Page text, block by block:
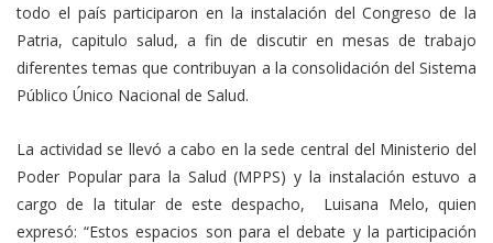
todo el país participaron en la instalación del Congreso de la
Patria, capitulo salud, a fin de discutir en mesas de trabajo
diferentes temas que contribuyan a la consolidación del Sistema
Público Único Nacional de Salud.
La actividad se llevó a cabo en la sede central del Ministerio del
Poder Popular para la Salud (MPPS) y la instalación estuvo a
cargo de la titular de este despacho, Luisana Melo, quien
expresó: “Estos espacios son para el debate y la participación